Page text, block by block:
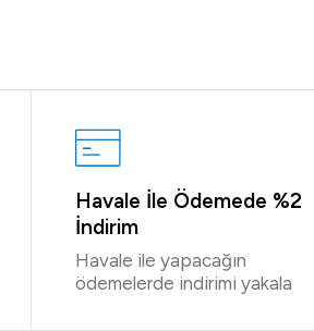
Havale İle Ödemede %2
İndirim
Havale ile yapacağın
ödemelerde indirimi yakala